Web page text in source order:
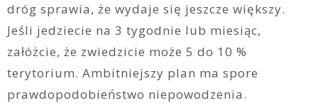
dróg sprawia, że wydaje się jeszcze większy.
Jeśli jedziecie na 3 tygodnie lub miesiąc,
załóżcie, że zwiedzicie może 5 do 10 %
terytorium. Ambitniejszy plan ma spore
prawdopodobieństwo niepowodzenia.